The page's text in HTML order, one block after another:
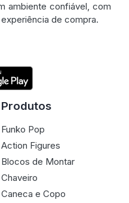
ambiente confiável, com
de compra.
Produtos
Funko Pop
Action Figures
Blocos de Montar
Chaveiro
Caneca e Copo